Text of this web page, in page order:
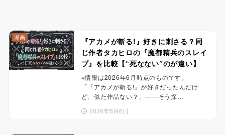
『アカメが斬る!』好きに刺さる？同
じ作者タカヒロの『魔都精兵のスレイ
ブ』を比較【“死なない”のが違い】
※情報は2026年6月時点のものです。
「『アカメが斬る!』が好きだったんだけ
ど、似た作品ない？」——そう探…
2026年6月6日
漫画